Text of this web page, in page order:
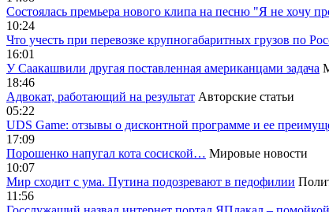
Cостоялась премьера нового клипа на песню "Я не хочу
10:24
Что учесть при перевозке крупногабаритных грузов по
16:01
У Саакашвили другая поставленная американцами задача
18:46
Адвокат, работающий на результат Авторские статьи
05:22
UDS Game: отзывы о дисконтной программе и ее
17:09
Порошенко напугал кота сосиской… Мировые новости
10:07
Мир сходит с ума. Путина подозревают в педофилии
11:56